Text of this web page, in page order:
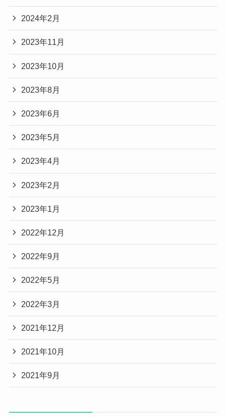
2024年2月
2023年11月
2023年10月
2023年8月
2023年6月
2023年5月
2023年4月
2023年2月
2023年1月
2022年12月
2022年9月
2022年5月
2022年3月
2021年12月
2021年10月
2021年9月